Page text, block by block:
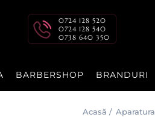
0724 128 520
0724 128 540
0738 640 350
BARBERSHOP BRANDURI
Acasă / Aparatura